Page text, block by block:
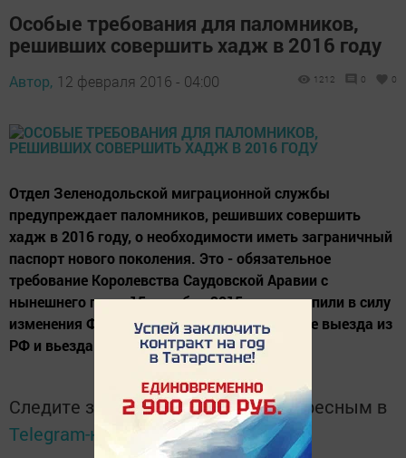
Особые требования для паломников,
решивших совершить хадж в 2016 году
Автор, 12 февраля 2016 - 04:00 1212 0 0
Отдел Зеленодольской миграционной службы
предупреждает паломников, решивших совершить
хадж в 2016 году, о необходимости иметь заграничный
паспорт нового поколения. Это - обязательное
требование Королевства Саудовской Аравии с
нынешнего года. 15 декабря 2015 года вступили в силу
изменения Федерального закона «О порядке выезда из
РФ и вьезда в РФ». Теперь каждому...
Следите за самым важным и интересным в
Telegram-канале
Татмедиа